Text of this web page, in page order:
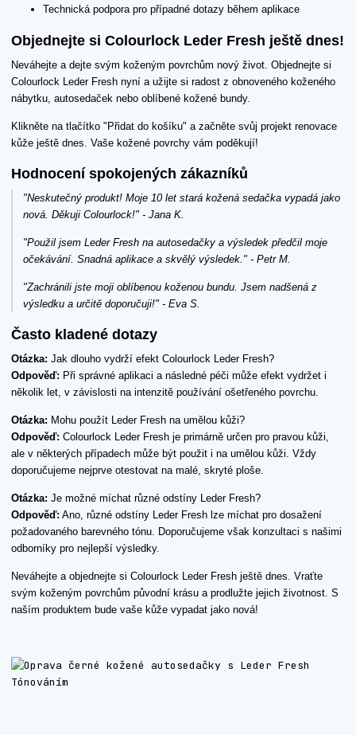
Technická podpora pro případné dotazy během aplikace
Objednejte si Colourlock Leder Fresh ještě dnes!
Neváhejte a dejte svým koženým povrchům nový život. Objednejte si
Colourlock Leder Fresh nyní a užijte si radost z obnoveného koženého
nábytku, autosedaček nebo oblíbené kožené bundy.
Klikněte na tlačítko "Přidat do košíku" a začněte svůj projekt renovace
kůže ještě dnes. Vaše kožené povrchy vám poděkují!
Hodnocení spokojených zákazníků
"Neskutečný produkt! Moje 10 let stará kožená sedačka vypadá jako
nová. Děkuji Colourlock!" - Jana K.
"Použil jsem Leder Fresh na autosedačky a výsledek předčil moje
očekávání. Snadná aplikace a skvělý výsledek." - Petr M.
"Zachránili jste moji oblíbenou koženou bundu. Jsem nadšená z
výsledku a určitě doporučuji!" - Eva S.
Často kladené dotazy
Otázka: Jak dlouho vydrží efekt Colourlock Leder Fresh?
Odpověď: Při správné aplikaci a následné péči může efekt vydržet i
několik let, v závislosti na intenzitě používání ošetřeného povrchu.
Otázka: Mohu použít Leder Fresh na umělou kůži?
Odpověď: Colourlock Leder Fresh je primárně určen pro pravou kůži,
ale v některých případech může být použit i na umělou kůži. Vždy
doporučujeme nejprve otestovat na malé, skryté ploše.
Otázka: Je možné míchat různé odstíny Leder Fresh?
Odpověď: Ano, různé odstíny Leder Fresh lze míchat pro dosažení
požadovaného barevného tónu. Doporučujeme však konzultaci s našimi
odborníky pro nejlepší výsledky.
Neváhejte a objednejte si Colourlock Leder Fresh ještě dnes. Vraťte
svým koženým povrchům původní krásu a prodlužte jejich životnost. S
naším produktem bude vaše kůže vypadat jako nová!